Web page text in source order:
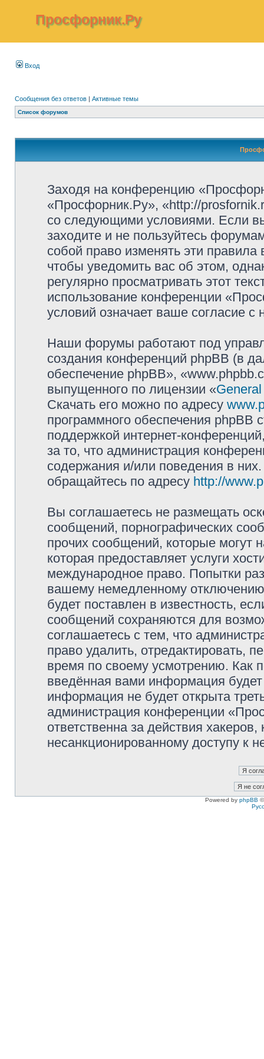
Просфорник.Ру
Вход
Сообщения без ответов | Активные темы
Список форумов
Заходя на конференцию
«Просфорник.Ру», «http://
со следующими условиями. Если
заходите и не пользуйтесь
собой право изменять эти
чтобы уведомить вас об этом,
регулярно просматривать этот
использование конференции
условий означает ваше согласие с
Наши форумы работают под
создания конференций phpBB (в
обеспечение phpBB»,
выпущенного по лицензии «
Скачать его можно по адресу
программного обеспечения phpBB
поддержкой интернет-
за то, что администрация
содержания и/или поведения в
обращайтесь по адресу http://
Вы соглашаетесь не размещать
сообщений, порнографических
прочих сообщений, которые могут
которая предоставляет услуги
международное право. Попытки
вашему немедленному
будет поставлен в известность,
сообщений сохраняются для
соглашаетесь с тем, что
право удалить, отредактировать,
время по своему усмотрению. Как
введённая вами информация
информация не будет открыта
администрация конференции
ответственна за действия
несанкционированному доступу к
Powered by phpBB